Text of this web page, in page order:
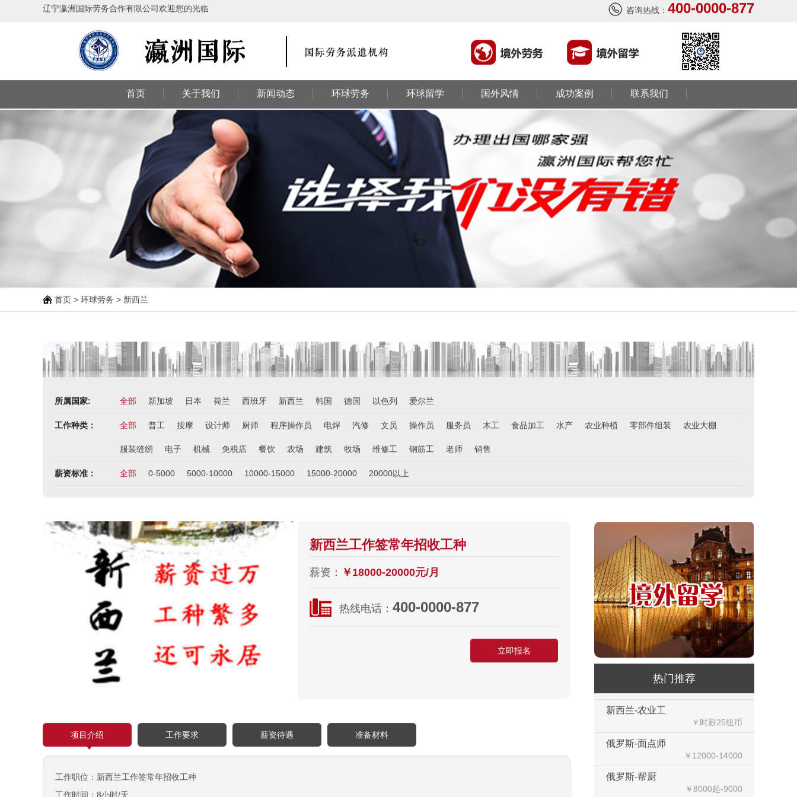
辽宁瀛洲国际劳务合作有限公司欢迎您的光临 咨询热线： 400-0000-877
首页 关于我们 新闻动态 环球劳务 环球留学 国外风情 成功案例 联系我们
首页 > 环球劳务 > 新西兰
所属国家: 全部 新加坡 日本 荷兰 西班牙 新西兰 韩国 德国 以色列 爱尔兰
工作种类： 全部 普工 按摩 设计师 厨师 程序操作员 电焊 汽修 文员 操作员 服务员 木工 食品加工 水产 农业种植 零部件组装 农业大棚
服装缝纫 电子 机械 免税店 餐饮 农场 建筑 牧场 维修工 钢筋工 老师 销售
薪资标准： 全部 0-5000 5000-10000 10000-15000 15000-20000 20000以上
新西兰工作签常年招收工种
薪资： ￥18000-20000元/月
热线电话： 400-0000-877
立即报名
项目介绍 工作要求 薪资待遇 准备材料
工作职位：新西兰工作签常年招收工种
热门推荐
￥1800-2200欧元/月
￥200纽币/天+提成
荷兰-中餐厨师
￥税后月薪2100欧
韩国-烤鸭师傅
￥260-350万韩币
新加坡-火锅店店长
￥3300-3666新（人民币1800-
20000）
韩国-免税店